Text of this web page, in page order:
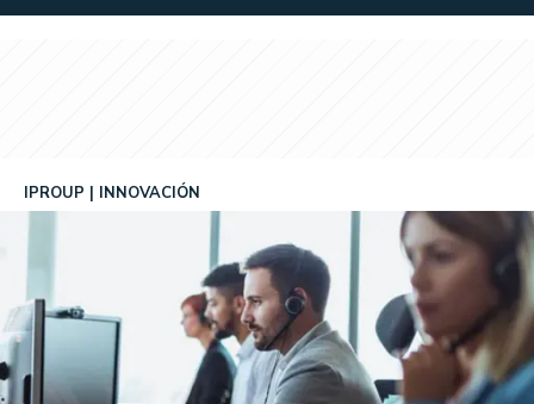
IPROUP INNOVACIÓN